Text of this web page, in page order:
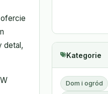
Kategorie
Dom i ogród
detal,